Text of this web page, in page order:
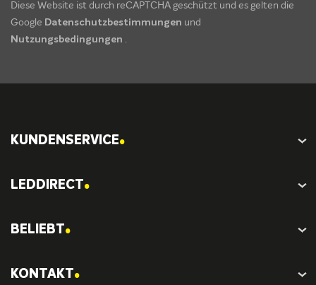
Diese Website ist durch reCAPTCHA geschützt und es gelten die
Google Datenschutzbestimmungen und
Nutzungsbedingungen .
KUNDENSERVICE.
LEDDIRECT.
BELIEBT.
KONTAKT.